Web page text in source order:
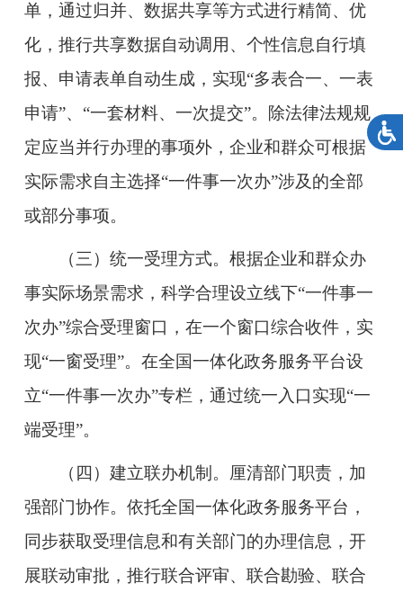
单，通过归并、数据共享等方式进行精简、优
化，推行共享数据自动调用、个性信息自行填
报、申请表单自动生成，实现“多表合一、一表
申请”、“一套材料、一次提交”。除法律法规规
定应当并行办理的事项外，企业和群众可根据
实际需求自主选择“一件事一次办”涉及的全部
或部分事项。
（三）统一受理方式。根据企业和群众办
事实际场景需求，科学合理设立线下“一件事一
次办”综合受理窗口，在一个窗口综合收件，实
现“一窗受理”。在全国一体化政务服务平台设
立“一件事一次办”专栏，通过统一入口实现“一
端受理”。
（四）建立联办机制。 厘清部门职责，加
强部门协作。依托全国一体化政务服务平台，
同步获取受理信息和有关部门的办理信息，开
展联动审批，推行联合评审、联合勘验、联合